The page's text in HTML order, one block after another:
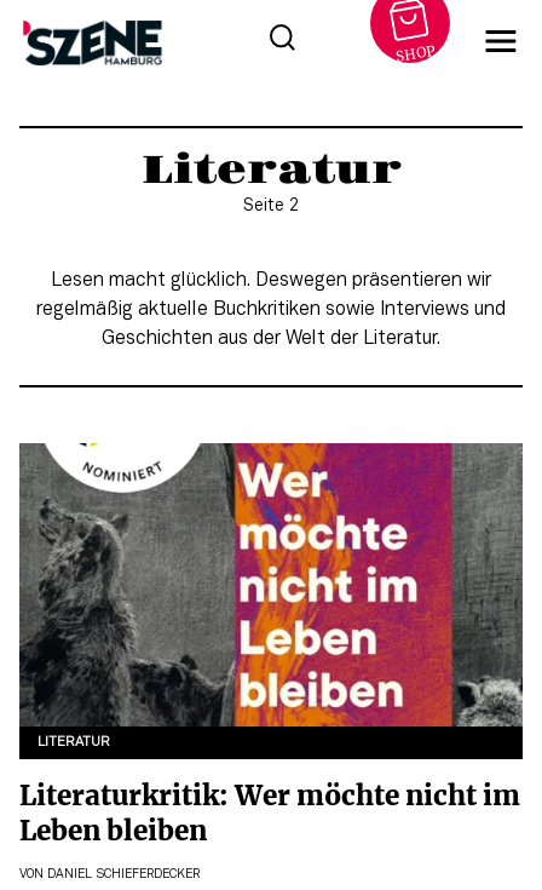
Inhalt
SHOP
Literatur
Seite 2
Lesen macht glücklich. Deswegen präsentieren wir
regelmäßig aktuelle Buchkritiken sowie Interviews und
Geschichten aus der Welt der Literatur.
LITERATUR
Literaturkritik: Wer möchte nicht im
Leben bleiben
VON DANIEL SCHIEFERDECKER